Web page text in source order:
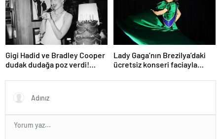
Gigi Hadid ve Bradley Cooper
dudak dudağa poz verdi!
Lady Gaga’nın Brezilya’daki
ücretsiz konseri faciayla